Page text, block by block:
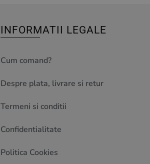
INFORMATII LEGALE
Cum comand?
Despre plata, livrare si retur
Termeni si conditii
Confidentialitate
Politica Cookies